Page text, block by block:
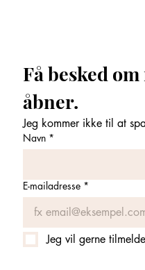
Få besked
Jeg kommer ikke til at
Navn *
E-mailadresse *
Jeg vil gerne